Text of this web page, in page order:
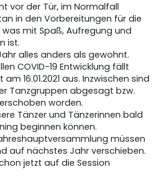
vor der Tür, im Normalfall
in den Vorbereitungen für die
mit Spaß, Aufregung und
ist.
alles anders als gewohnt.
COVID-19 Entwicklung fällt
16.01.2021 aus. Inzwischen sind
Tanzgruppen abgesagt bzw.
worden.
Tänzer und Tänzerinnen bald
beginnen können.
müssen
auf nächstes Jahr verschieben.
jetzt auf die Session